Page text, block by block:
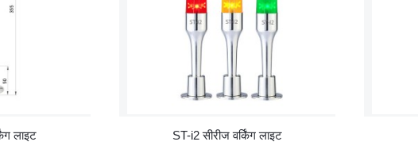
लाइट ST-i2 सीरीज वर्किंग लाइट